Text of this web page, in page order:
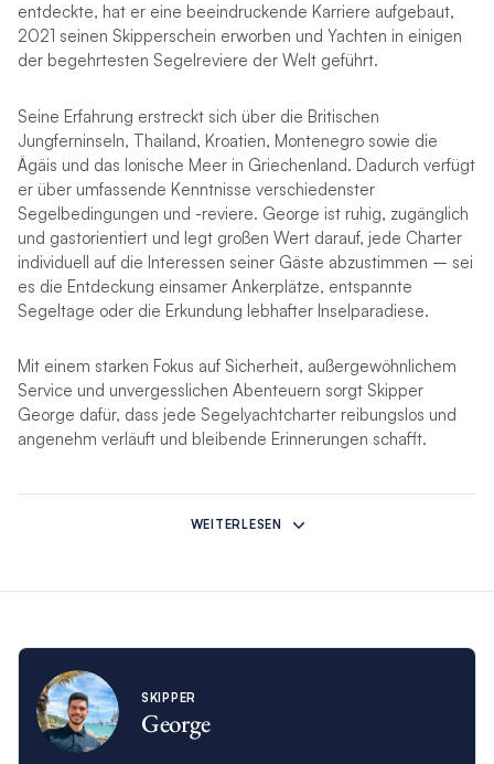
entdeckte, hat er eine beeindruckende Karriere aufgebaut,
2021 seinen Skipperschein erworben und Yachten in einigen
der begehrtesten Segelreviere der Welt geführt.
Seine Erfahrung erstreckt sich über die Britischen
Jungferninseln, Thailand, Kroatien, Montenegro sowie die
Ägäis und das Ionische Meer in Griechenland. Dadurch verfügt
er über umfassende Kenntnisse verschiedenster
Segelbedingungen und -reviere. George ist ruhig, zugänglich
und gastorientiert und legt großen Wert darauf, jede Charter
individuell auf die Interessen seiner Gäste abzustimmen – sei
es die Entdeckung einsamer Ankerplätze, entspannte
Segeltage oder die Erkundung lebhafter Inselparadiese.
Mit einem starken Fokus auf Sicherheit, außergewöhnlichem
Service und unvergesslichen Abenteuern sorgt Skipper
George dafür, dass jede Segelyachtcharter reibungslos und
angenehm verläuft und bleibende Erinnerungen schafft.
Weitere Details zu Köchin Ella folgen in Kürze.
kompetente Crew als Ersatz einspringen.
WEITERLESEN
SKIPPER
George